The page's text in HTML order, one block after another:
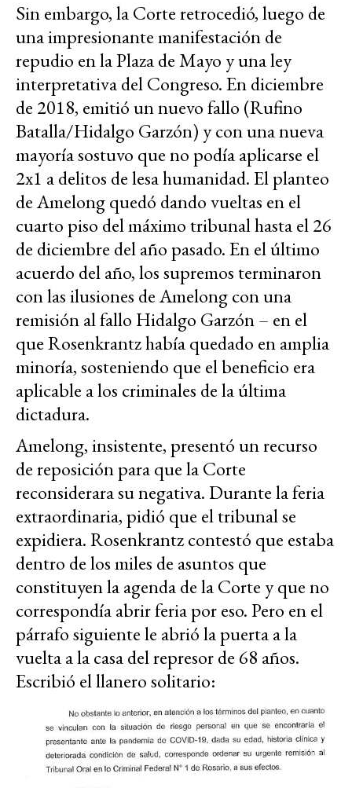
Sin embargo, la Corte retrocedió, luego de
una impresionante manifestación de
repudio en la Plaza de Mayo y una ley
interpretativa del Congreso. En diciembre
de 2018, emitió un nuevo fallo (Rufino
Batalla/Hidalgo Garzón) y con una nueva
mayoría sostuvo que no podía aplicarse el
2x1 a delitos de lesa humanidad. El planteo
de Amelong quedó dando vueltas en el
cuarto piso del máximo tribunal hasta el 26
de diciembre del año pasado. En el último
acuerdo del año, los supremos terminaron
con las ilusiones de Amelong con una
remisión al fallo Hidalgo Garzón – en el
que Rosenkrantz había quedado en amplia
minoría, sosteniendo que el beneficio era
aplicable a los criminales de la última
dictadura.
Amelong, insistente, presentó un recurso
de reposición para que la Corte
reconsiderara su negativa. Durante la feria
extraordinaria, pidió que el tribunal se
expidiera. Rosenkrantz contestó que estaba
dentro de los miles de asuntos que
constituyen la agenda de la Corte y que no
correspondía abrir feria por eso. Pero en el
párrafo siguiente le abrió la puerta a la
vuelta a la casa del represor de 68 años.
Escribió el llanero solitario: